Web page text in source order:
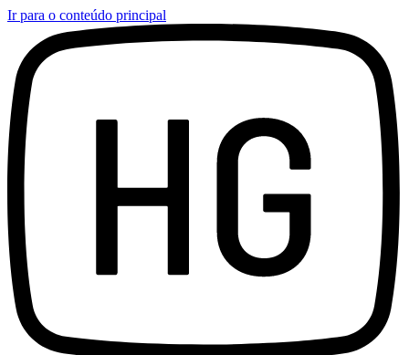
Ir para o conteúdo principal